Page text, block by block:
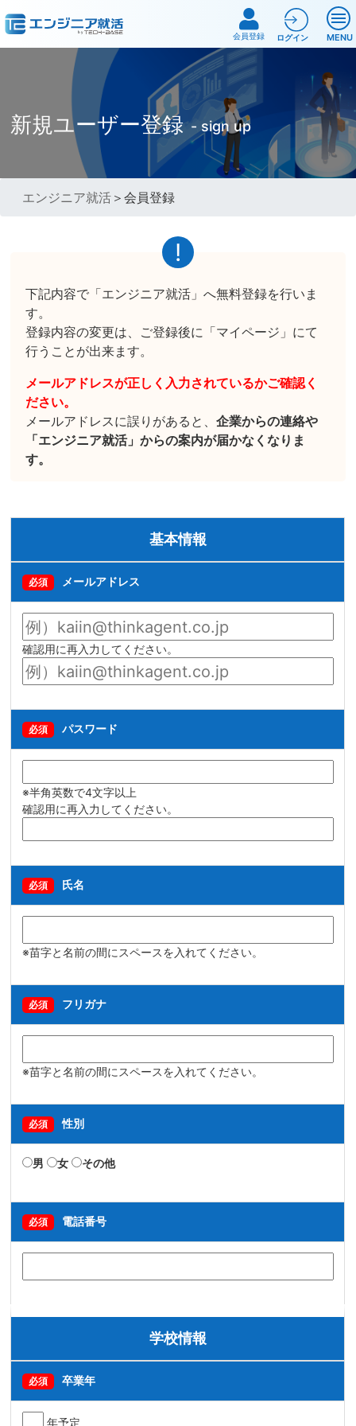
MENU
会員登録 ログイン
新規ユーザー登録 - sign up
エンジニア就活 ＞会員登録
下記内容で「エンジニア就活」へ無料登録を行いま
す。
登録内容の変更は、ご登録後に「マイページ」にて
行うことが出来ます。
メールアドレスが正しく入力されているかご確認く
ださい。
メールアドレスに誤りがあると、企業からの連絡や
「エンジニア就活」からの案内が届かなくなりま
す。
基本情報
必須 メールアドレス
確認用に再入力してください。
必須 パスワード
※半角英数で4文字以上
確認用に再入力してください。
必須 氏名
※苗字と名前の間にスペースを入れてください。
必須 フリガナ
※苗字と名前の間にスペースを入れてください。
必須 性別
男 女 その他
必須 電話番号
学校情報
必須 卒業年
年予定